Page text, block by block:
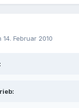
14. Februar 2010